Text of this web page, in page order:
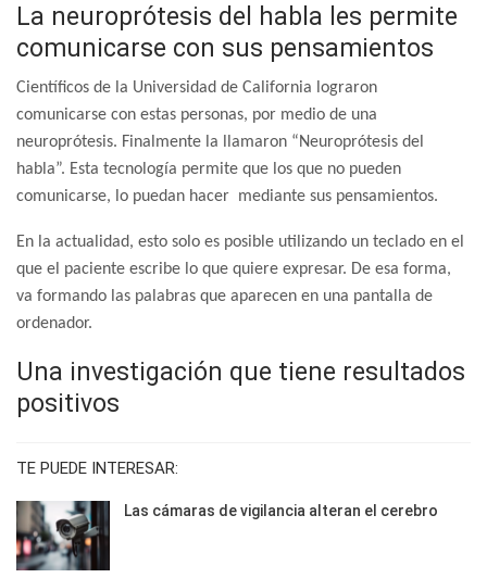
La neuroprótesis del habla les permite
comunicarse con sus pensamientos
Científicos de la Universidad de California lograron
comunicarse con estas personas, por medio de una
neuroprótesis. Finalmente la llamaron “Neuroprótesis del
habla”. Esta tecnología permite que los que no pueden
comunicarse, lo puedan hacer mediante sus pensamientos.
En la actualidad, esto solo es posible utilizando un teclado en el
que el paciente escribe lo que quiere expresar. De esa forma,
va formando las palabras que aparecen en una pantalla de
ordenador.
Una investigación que tiene resultados
positivos
TE PUEDE INTERESAR:
Las cámaras de vigilancia alteran el cerebro